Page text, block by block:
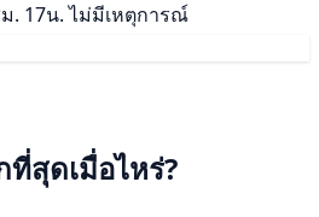
. 17น. ไม่มีเหตุการณ์
สุดเมื่อไหร่?